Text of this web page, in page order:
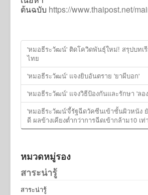
ต้นฉบับ https://www.thaipost.net/
'หมอธีระวัฒน์' ติดโควิดพันธุ์ใหม่! สรุปบทเ
ไทย
'หมอธีระวัฒน์' แจงยิบอันตราย 'ยาผีบอก'
'หมอธีระวัฒน์' แจงวิธีป้องกันและรักษา 'ลอ
'หมอธีระวัฒน์'จี้รัฐฉีดวัคซีนเข้าชั้นผิวหนัง
ดี ผลข้างเคียงต่ำกว่าการฉีดเข้ากล้าม10 เท่า
หมวดหมู่รอง
สาระน่ารู้
สาระน่ารู้